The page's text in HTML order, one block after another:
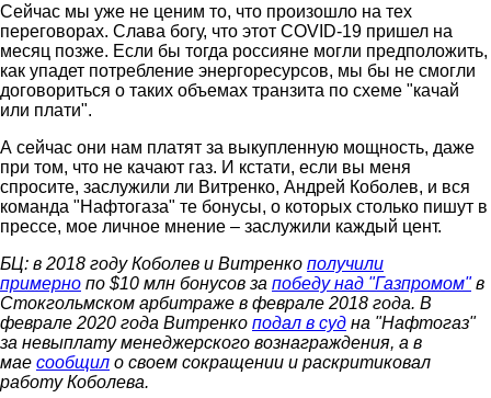
Сейчас мы уже не ценим то, что произошло на тех
переговорах. Слава богу, что этот COVID-19 пришел на
месяц позже. Если бы тогда россияне могли предположить,
как упадет потребление энергоресурсов, мы бы не смогли
договориться о таких объемах транзита по схеме "качай
или плати".
А сейчас они нам платят за выкупленную мощность, даже
при том, что не качают газ. И кстати, если вы меня
спросите, заслужили ли Витренко, Андрей Коболев, и вся
команда "Нафтогаза" те бонусы, о которых столько пишут в
прессе, мое личное мнение – заслужили каждый цент.
БЦ: в 2018 году Коболев и Витренко получили
примерно по $10 млн бонусов за победу над "Газпромом"в
Стокгольмском арбитраже в феврале 2018 года. В
феврале 2020 года Витренко подал в суд на "Нафтогаз"
за невыплату менеджерского вознаграждения, а в
мае сообщил о своем сокращении и раскритиковал
работу Коболева.